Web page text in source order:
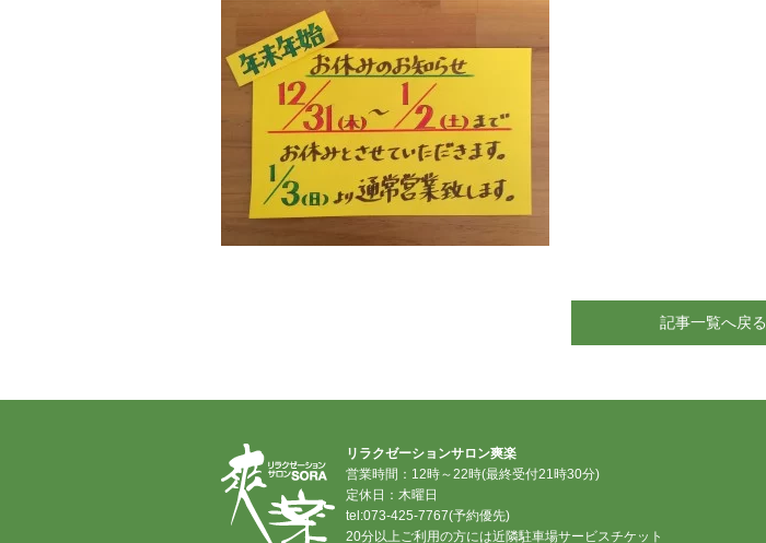
記事一覧へ戻る
リラクゼーションサロン爽楽
営業時間：12時～22時(最終受付21時30分)
定休日：木曜日
tel:073-425-7767(予約優先)
20分以上ご利用の方には近隣駐車場サービスチケット